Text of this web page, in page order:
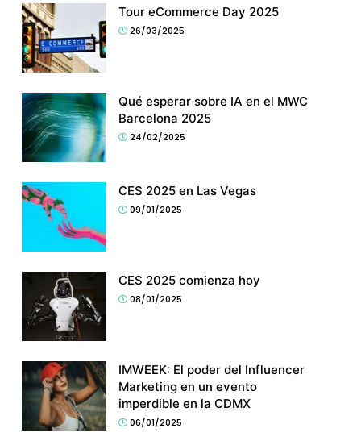
Tour eCommerce Day 2025
26/03/2025
Qué esperar sobre IA en el MWC
Barcelona 2025
24/02/2025
CES 2025 en Las Vegas
09/01/2025
CES 2025 comienza hoy
08/01/2025
IMWEEK: El poder del Influencer
Marketing en un evento
imperdible en la CDMX
06/01/2025